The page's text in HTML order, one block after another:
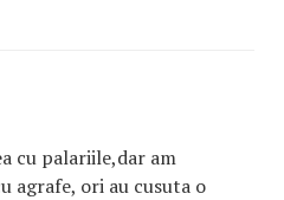
cu palariile,dar am
agrafe, ori au cusuta o